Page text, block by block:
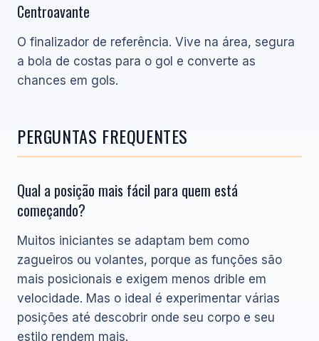
Centroavante
O finalizador de referência. Vive na área, segura
a bola de costas para o gol e converte as
chances em gols.
PERGUNTAS FREQUENTES
Qual a posição mais fácil para quem está
começando?
Muitos iniciantes se adaptam bem como
zagueiros ou volantes, porque as funções são
mais posicionais e exigem menos drible em
velocidade. Mas o ideal é experimentar várias
posições até descobrir onde seu corpo e seu
estilo rendem mais.